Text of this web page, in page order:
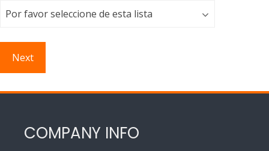
COMPANY INFO